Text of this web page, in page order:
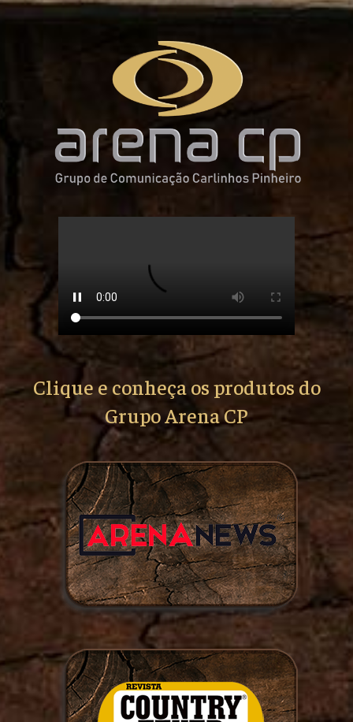
Clique e conheça os produtos do
Grupo Arena CP